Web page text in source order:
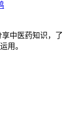
享中医药知识，了
用。